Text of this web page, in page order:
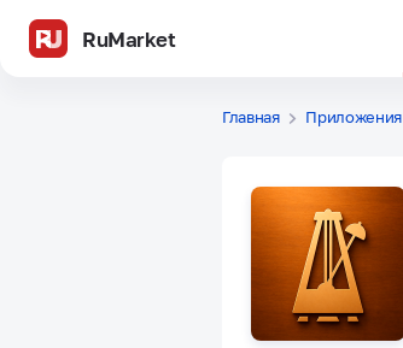
RuMarket
Главная Приложения